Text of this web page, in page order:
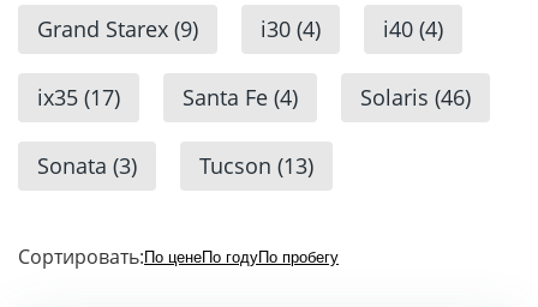
Grand Starex (9) i30 (4) i40 (4)
ix35 (17) Santa Fe (4) Solaris (46)
Sonata (3) Tucson (13)
Сортировать: По ценеПо годуПо пробегу